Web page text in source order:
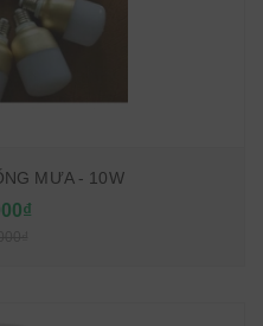
MƯA - 10W